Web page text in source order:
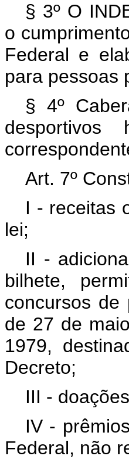
§ 3º O
o
Federal e
para pessoas
§ 4º
Art. 7º
I - receitas
lei;
II -
bilhete,
concursos de
de 27 de
1979,
Decreto;
III -
IV -
Federal, não